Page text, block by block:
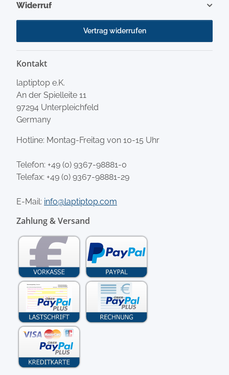
Widerruf
Vertrag widerrufen
Kontakt
laptiptop e.K.
An der Spielleite 11
97294 Unterpleichfeld
Germany
Hotline: Montag-Freitag von 10-15 Uhr
Telefon: +49 (0) 9367-98881-0
Telefax: +49 (0) 9367-98881-29
E-Mail: info@laptiptop.com
Zahlung & Versand